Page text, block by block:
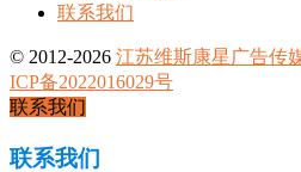
联系我们
© 2012-2026 江苏维斯康星广告传
ICP备2022016029号
联系我们
联系我们